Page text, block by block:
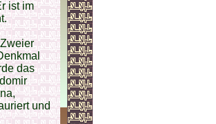
ist im
das
und